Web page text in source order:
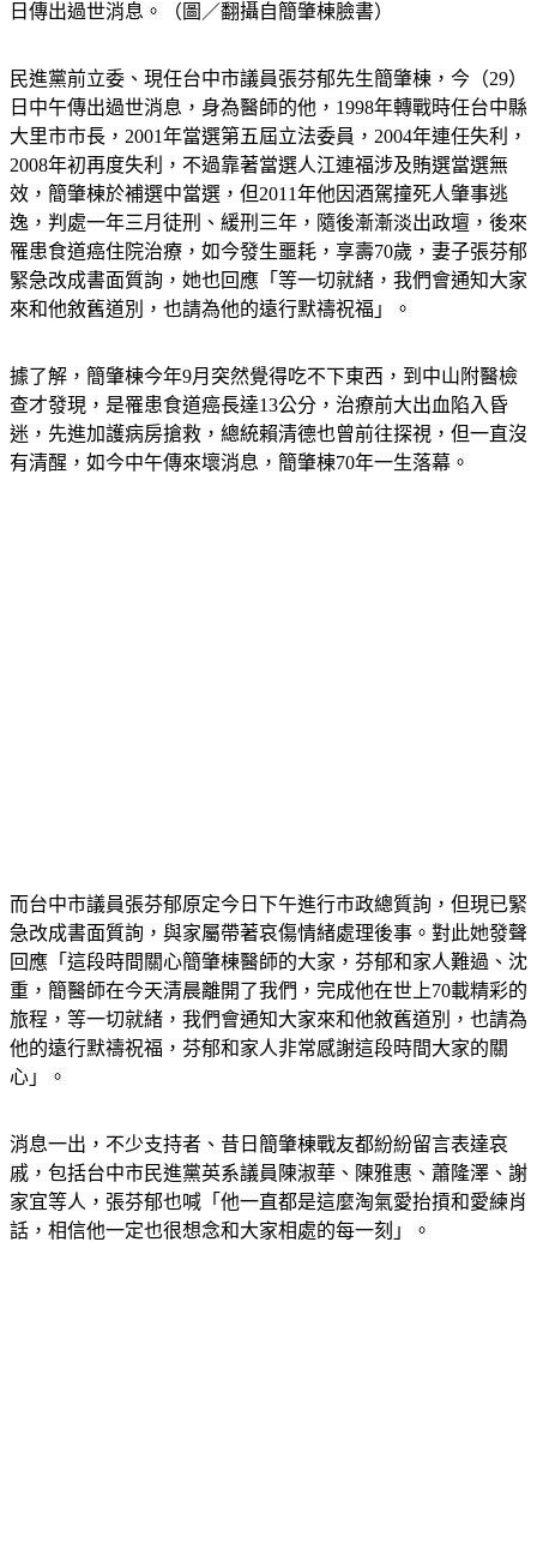
日傳出過世消息。（圖／翻攝自簡肇棟臉書）
民進黨前立委、現任台中市議員張芬郁先生簡肇棟，今（29）
日中午傳出過世消息，身為醫師的他，1998年轉戰時任台中縣
大里市市長，2001年當選第五屆立法委員，2004年連任失利，
2008年初再度失利，不過靠著當選人江連福涉及賄選當選無
效，簡肇棟於補選中當選，但2011年他因酒駕撞死人肇事逃
逸，判處一年三月徒刑、緩刑三年，隨後漸漸淡出政壇，後來
罹患食道癌住院治療，如今發生噩耗，享壽70歲，妻子張芬郁
緊急改成書面質詢，她也回應「等一切就緒，我們會通知大家
來和他敘舊道別，也請為他的遠行默禱祝福」。
據了解，簡肇棟今年9月突然覺得吃不下東西，到中山附醫檢
查才發現，是罹患食道癌長達13公分，治療前大出血陷入昏
迷，先進加護病房搶救，總統賴清德也曾前往探視，但一直沒
有清醒，如今中午傳來壞消息，簡肇棟70年一生落幕。
而台中市議員張芬郁原定今日下午進行市政總質詢，但現已緊
急改成書面質詢，與家屬帶著哀傷情緒處理後事。對此她發聲
回應「這段時間關心簡肇棟醫師的大家，芬郁和家人難過、沈
重，簡醫師在今天清晨離開了我們，完成他在世上70載精彩的
旅程，等一切就緒，我們會通知大家來和他敘舊道別，也請為
他的遠行默禱祝福，芬郁和家人非常感謝這段時間大家的關
心」。
消息一出，不少支持者、昔日簡肇棟戰友都紛紛留言表達哀
戚，包括台中市民進黨英系議員陳淑華、陳雅惠、蕭隆澤、謝
家宜等人，張芬郁也喊「他一直都是這麼淘氣愛抬摃和愛練肖
話，相信他一定也很想念和大家相處的每一刻」。